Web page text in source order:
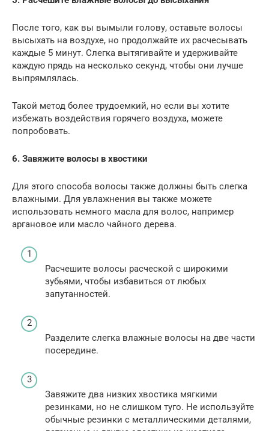
После того, как вы вымыли голову, оставьте волосы
высыхать на воздухе, но продолжайте их расчесывать
каждые 5 минут. Слегка вытягивайте и удерживайте
каждую прядь на несколько секунд, чтобы они лучше
выпрямлялась.
Такой метод более трудоемкий, но если вы хотите
избежать воздействия горячего воздуха, можете
попробовать.
6. Завяжите волосы в хвостики
Для этого способа волосы также должны быть слегка
влажными. Для увлажнения вы также можете
использовать немного масла для волос, например
аргановое или масло чайного дерева.
Расчешите волосы расческой с широкими
зубьями, чтобы избавиться от любых
запутанностей.
Разделите слегка влажные волосы на две части
посередине.
Завяжите два низких хвостика мягкими
резинками, но не слишком туго. Не используйте
обычные резинки с металлическими деталями,